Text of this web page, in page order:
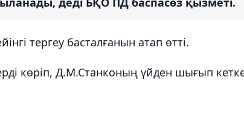
тергеу басталғанын атап өтті.
көріп, Д.М.Станконың үйден шығып